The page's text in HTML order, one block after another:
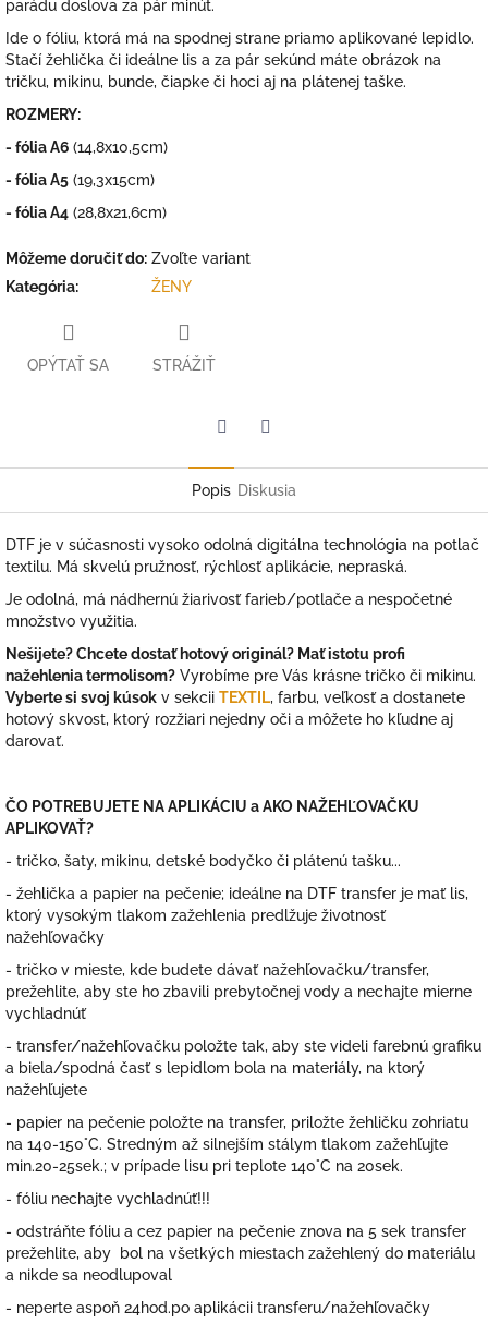
parádu doslova za pár minút.
Ide o fóliu, ktorá má na spodnej strane priamo aplikované lepidlo.
Stačí žehlička či ideálne lis a za pár sekúnd máte obrázok na
tričku, mikinu, bunde, čiapke či hoci aj na plátenej taške.
ROZMERY:
- fólia A6 (14,8x10,5cm)
- fólia A5 (19,3x15cm)
- fólia A4 (28,8x21,6cm)
Môžeme doručiť do: Zvoľte variant
Kategória: ŽENY
OPÝTAŤ SA STRÁŽIŤ
Popis Diskusia
DTF je v súčasnosti vysoko odolná digitálna technológia na potlač
textilu. Má skvelú pružnosť, rýchlosť aplikácie, nepraská.
Je odolná, má nádhernú žiarivosť farieb/potlače a nespočetné
množstvo využitia.
Nešijete? Chcete dostať hotový originál? Mať istotu profi
nažehlenia termolisom? Vyrobíme pre Vás krásne tričko či mikinu.
Vyberte si svoj kúsok v sekcii TEXTIL, farbu, veľkosť a dostanete
hotový skvost, ktorý rozžiari nejedny oči a môžete ho kľudne aj
darovať.
ČO POTREBUJETE NA APLIKÁCIU a AKO NAŽEHĽOVAČKU
APLIKOVAŤ?
- tričko, šaty, mikinu, detské bodyčko či plátenú tašku...
- žehlička a papier na pečenie; ideálne na DTF transfer je mať lis,
ktorý vysokým tlakom zažehlenia predlžuje životnosť
nažehľovačky
- tričko v mieste, kde budete dávať nažehľovačku/transfer,
prežehlite, aby ste ho zbavili prebytočnej vody a nechajte mierne
vychladnúť
- transfer/nažehľovačku položte tak, aby ste videli farebnú grafiku
a biela/spodná časť s lepidlom bola na materiály, na ktorý
nažehľujete
- papier na pečenie položte na transfer, priložte žehličku zohriatu
na 140-150°C. Stredným až silnejším stálym tlakom zažehľujte
min.20-25sek.; v prípade lisu pri teplote 140°C na 20sek.
- fóliu nechajte vychladnúť!!!
- odstráňte fóliu a cez papier na pečenie znova na 5 sek transfer
prežehlite, aby bol na všetkých miestach zažehlený do materiálu
a nikde sa neodlupoval
- neperte aspoň 24hod.po aplikácii transferu/nažehľovačky